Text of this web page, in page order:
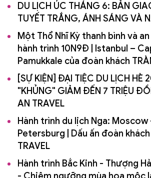
DU LỊCH ÚC THÁNG 6: BẢN
TUYẾT TRẮNG, ÁNH SÁNG VÀ
Một Thổ Nhĩ Kỳ thanh bình và
hành trình 10N9Đ | Istanbul –
Pamukkale của đoàn khách
[SỰ KIỆN] ĐẠI TIỆC DU LỊCH HÈ
"KHỦNG" GIẢM ĐẾN 7 TRIỆU
AN TRAVEL
Hành trình du lịch Nga: Moscow
Petersburg | Dấu ấn đoàn khách
TRAVEL
Hành trình Bắc Kinh - Thượng